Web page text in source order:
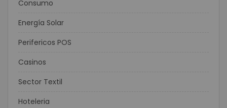
Consumo
Energía Solar
Perifericos POS
Casinos
Sector Textil
Hoteleria